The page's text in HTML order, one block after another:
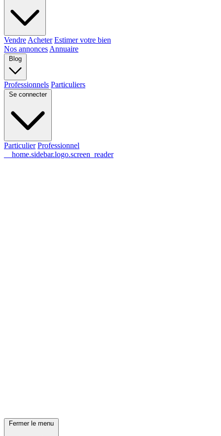
Vendre Acheter Estimer votre bien
Nos annonces Annuaire
Blog
Professionnels Particuliers
Se connecter
Particulier Professionnel
__home.sidebar.logo.screen_reader
Fermer le menu